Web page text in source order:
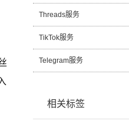
Threads服务
TikTok服务
Telegram服务
相关标签